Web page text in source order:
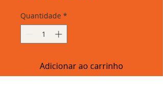
Quantidade *
Adicionar ao carrinho